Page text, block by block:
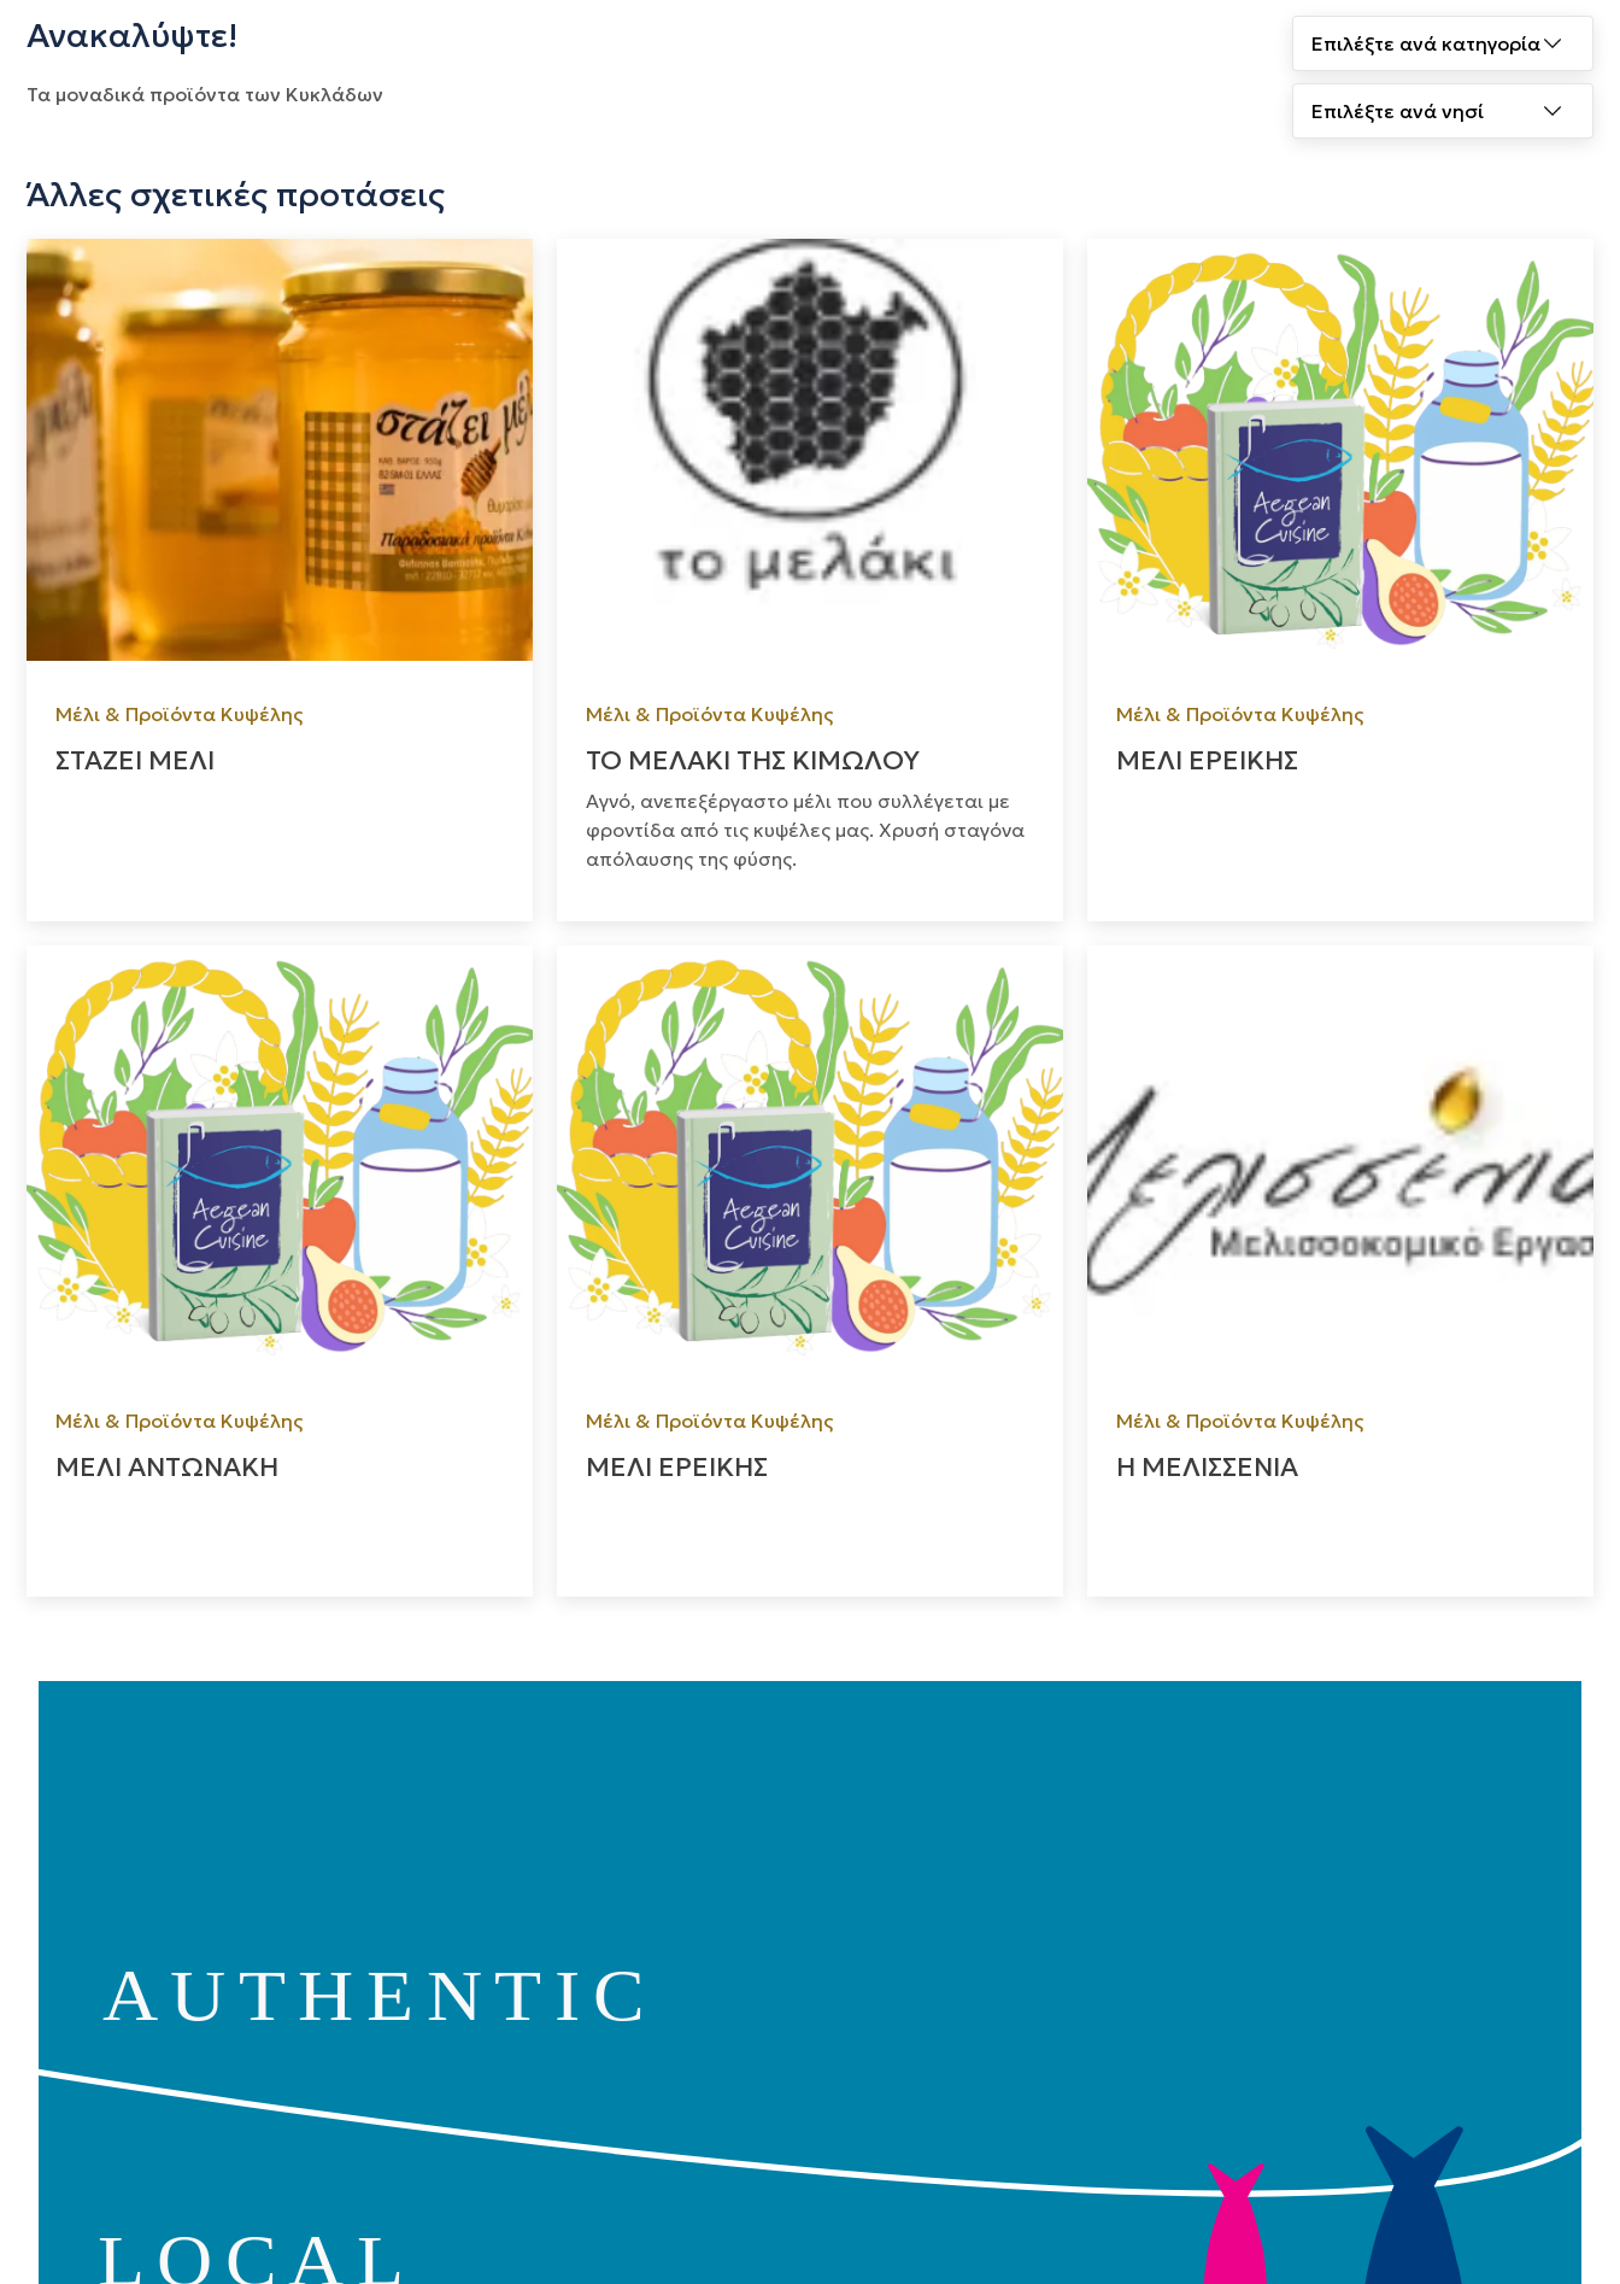
Ανακαλύψτε!
Τα μοναδικά προϊόντα των Κυκλάδων
Άλλες σχετικές προτάσεις
Μέλι & Προϊόντα Κυψέλης
ΣΤΑΖΕΙ ΜΕΛΙ
Μέλι & Προϊόντα Κυψέλης
ΤΟ ΜΕΛΑΚΙ ΤΗΣ ΚΙΜΩΛΟΥ
Αγνό, ανεπεξέργαστο μέλι που συλλέγεται με
φροντίδα από τις κυψέλες μας. Χρυσή σταγόνα
απόλαυσης της φύσης.
Μέλι & Προϊόντα Κυψέλης
ΜΕΛΙ ΕΡΕΙΚΗΣ
Μέλι & Προϊόντα Κυψέλης
ΜΕΛΙ ΑΝΤΩΝΑΚΗ
Μέλι & Προϊόντα Κυψέλης
ΜΕΛΙ ΕΡΕΙΚΗΣ
Μέλι & Προϊόντα Κυψέλης
Η ΜΕΛΙΣΣΕΝΙΑ